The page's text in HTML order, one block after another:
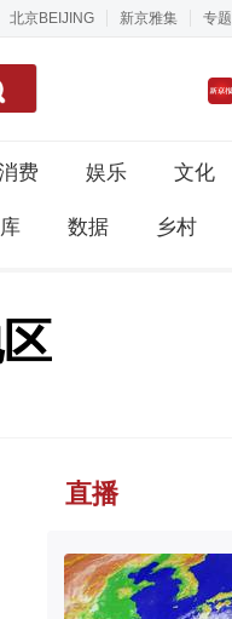
北京BEIJING 新京雅集 专题
费 娱乐 文化
数据 乡村
直播